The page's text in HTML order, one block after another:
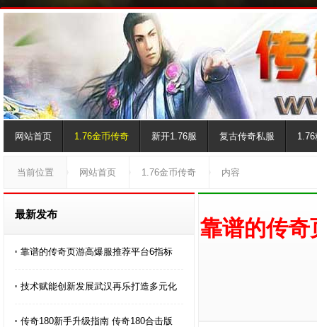
网站首页 1.76金币传奇 新开1.76服 复古传奇私服
当前位置 网站首页 1.76金币传奇 内容
最新发布
靠谱的传奇页游高爆服推荐平台6指标
技术赋能创新发展武汉再乐打造多元化
传奇180新手升级指南 传奇180合击版
靠谱的传